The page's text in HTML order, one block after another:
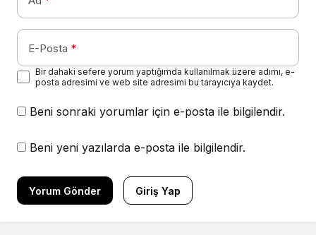
E-Posta *
Bir dahaki sefere yorum yaptığımda kullanılmak üzere adımı, e-
posta adresimi ve web site adresimi bu tarayıcıya kaydet.
Beni sonraki yorumlar için e-posta ile bilgilendir.
Beni yeni yazılarda e-posta ile bilgilendir.
Yorum Gönder Giriş Yap